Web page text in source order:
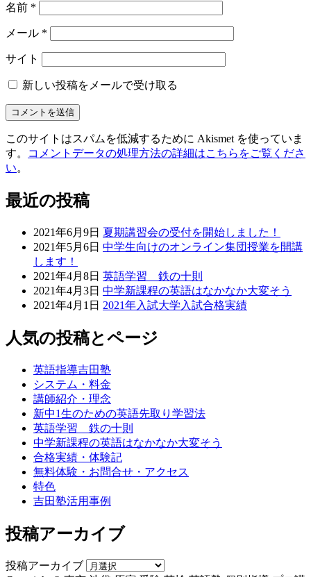
名前 *
メール *
サイト
新しい投稿をメールで受け取る
このサイトはスパムを低減するために Akismet を使っていま
す。
コメントデータの処理方法の詳細はこちらをご覧くださ
い。
最近の投稿
2021年6月9日 夏期講習会の受付を開始しました！
2021年5月6日 中学生向けのオンライン集団授業を開講
します！
2021年4月8日 英語学習 鉄の十則
2021年4月3日 中学新課程の英語はなかなか大変そう
2021年4月1日 2021年入試大学入試合格実績
人気の投稿とページ
英語指導吉田塾
システム・料金
講師紹介・理念
新中1生のための英語先取り学習法
英語学習 鉄の十則
中学新課程の英語はなかなか大変そう
合格実績・体験記
無料体験・お問合せ・アクセス
特色
吉田塾活用事例
投稿アーカイブ
投稿アーカイブ